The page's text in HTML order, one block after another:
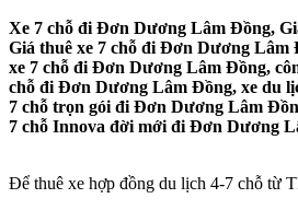
Xe 7 chỗ đi Đơn Dương Lâm Đồng,
Giá thuê xe 7 chỗ đi Đơn Dương
xe 7 chỗ đi Đơn Dương Lâm Đồng,
chỗ đi Đơn Dương Lâm Đồng, xe du
7 chỗ trọn gói đi Đơn Dương Lâm
7 chỗ Innova đời mới đi Đơn Dương
Để thuê xe hợp đồng du lịch 4-7 chỗ từ